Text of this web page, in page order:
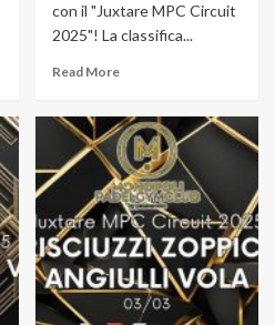
con il "Juxtare MPC Circuit
2025"! La classifica...
Read More